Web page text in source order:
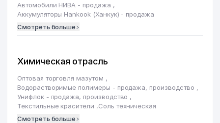
Автомобили НИВА - продажа ,
Аккумуляторы Hankook (Ханкук) - продажа
Смотреть больше
Химическая отрасль
Оптовая торговля мазутом ,
Водорастворимые полимеры - продажа, производство ,
Унифлок - продажа, производство ,
Текстильные красители ,Соль техническая
Смотреть больше